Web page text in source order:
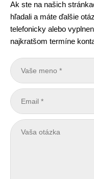
Ak ste na našich
hľadali a máte ďalšie
telefonicky alebo
najkratšom termíne